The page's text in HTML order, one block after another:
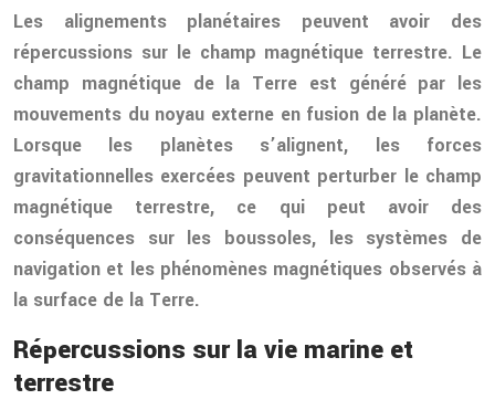
Les alignements planétaires peuvent avoir des
répercussions sur le champ magnétique terrestre. Le
champ magnétique de la Terre est généré par les
mouvements du noyau externe en fusion de la planète.
Lorsque les planètes s’alignent, les forces
gravitationnelles exercées peuvent perturber le champ
magnétique terrestre, ce qui peut avoir des
conséquences sur les boussoles, les systèmes de
navigation et les phénomènes magnétiques observés à
la surface de la Terre.
Répercussions sur la vie marine et
terrestre